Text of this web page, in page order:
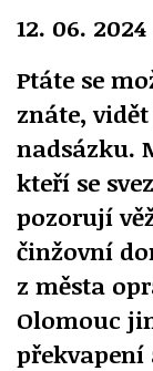
12. 06.
Ptáte se
znáte,
nadsázku.
kteří se
pozorují
činžovní
z města
Olomouc
překvapení